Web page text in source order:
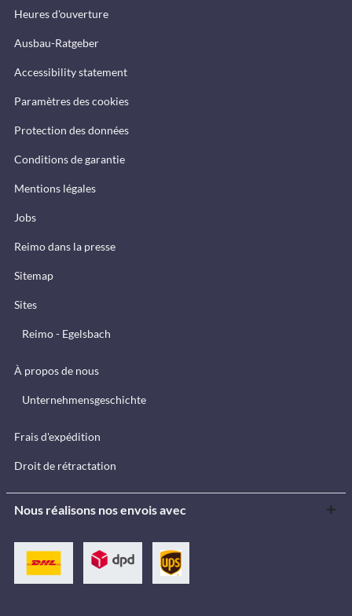
Heures d'ouverture
Ausbau-Ratgeber
Accessibility statement
Paramètres des cookies
Protection des données
Conditions de garantie
Mentions légales
Jobs
Reimo dans la presse
Sitemap
Sites
Reimo - Egelsbach
À propos de nous
Unternehmensgeschichte
Frais d'expédition
Droit de rétractation
Nous réalisons nos envois avec